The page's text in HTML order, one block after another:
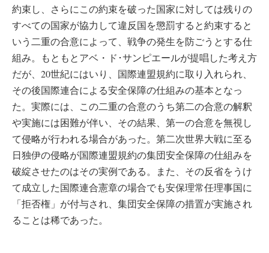
約束し、さらにこの約束を破った国家に対しては残りの
すべての国家が協力して違反国を懲罰すると約束すると
いう二重の合意によって、戦争の発生を防ごうとする仕
組み。もともとアベ・ド･サンピエールが提唱した考え方
だが、20世紀にはいり、国際連盟規約に取り入れられ、
その後国際連合による安全保障の仕組みの基本となっ
た。実際には、この二重の合意のうち第二の合意の解釈
や実施には困難が伴い、その結果、第一の合意を無視し
て侵略が行われる場合があった。第二次世界大戦に至る
日独伊の侵略が国際連盟規約の集団安全保障の仕組みを
破綻させたのはその実例である。また、その反省をうけ
て成立した国際連合憲章の場合でも安保理常任理事国に
「拒否権」が付与され、集団安全保障の措置が実施され
ることは稀であった。